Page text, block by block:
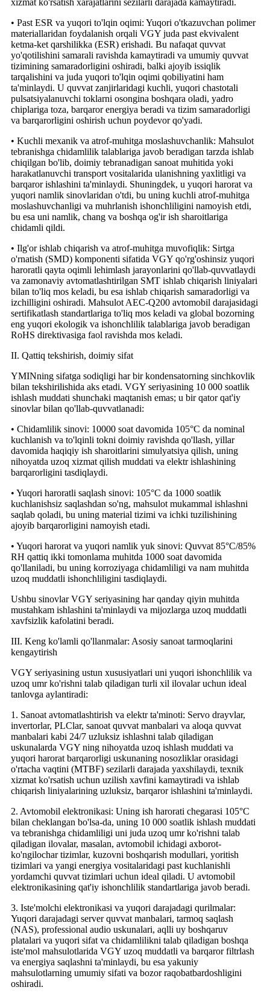
• Past ESR va yuqori to'lqin oqimi: Yuqori o'tkazuvchan polimer
materiallaridan foydalanish orqali VGY juda past ekvivalent
ketma-ket qarshilikka (ESR) erishadi. Bu nafaqat quvvat
yo'qotilishini samarali ravishda kamaytiradi va umumiy quvvat
tizimining samaradorligini oshiradi, balki ajoyib issiqlik
tarqalishini va juda yuqori to'lqin oqimi qobiliyatini ham
ta'minlaydi. U quvvat zanjirlaridagi kuchli, yuqori chastotali
pulsatsiyalanuvchi toklarni osongina boshqara oladi, yadro
chiplariga toza, barqaror energiya beradi va tizim samaradorligi
va barqarorligini oshirish uchun poydevor qo'yadi.
• Kuchli mexanik va atrof-muhitga moslashuvchanlik: Mahsulot
tebranishga chidamlilik talablariga javob beradigan tarzda ishlab
chiqilgan bo'lib, doimiy tebranadigan sanoat muhitida yoki
harakatlanuvchi transport vositalarida ulanishning yaxlitligi va
barqaror ishlashini ta'minlaydi. Shuningdek, u yuqori harorat va
yuqori namlik sinovlaridan o'tdi, bu uning kuchli atrof-muhitga
moslashuvchanligi va muhrlanish ishonchliligini namoyish etdi,
bu esa uni namlik, chang va boshqa og'ir ish sharoitlariga
chidamli qildi.
• Ilg'or ishlab chiqarish va atrof-muhitga muvofiqlik: Sirtga
o'rnatish (SMD) komponenti sifatida VGY qo'rg'oshinsiz yuqori
haroratli qayta oqimli lehimlash jarayonlarini qo'llab-quvvatlaydi
va zamonaviy avtomatlashtirilgan SMT ishlab chiqarish liniyalari
bilan to'liq mos keladi, bu esa ishlab chiqarish samaradorligi va
izchilligini oshiradi. Mahsulot AEC-Q200 avtomobil darajasidagi
sertifikatlash standartlariga to'liq mos keladi va global bozorning
eng yuqori ekologik va ishonchlilik talablariga javob beradigan
RoHS direktivasiga faol ravishda mos keladi.
II. Qattiq tekshirish, doimiy sifat
YMINning sifatga sodiqligi har bir kondensatorning sinchkovlik
bilan tekshirilishida aks etadi. VGY seriyasining 10 000 soatlik
ishlash muddati shunchaki maqtanish emas; u bir qator qat'iy
sinovlar bilan qo'llab-quvvatlanadi:
• Chidamlilik sinovi: 10000 soat davomida 105°C da nominal
kuchlanish va to'lqinli tokni doimiy ravishda qo'llash, yillar
davomida haqiqiy ish sharoitlarini simulyatsiya qilish, uning
nihoyatda uzoq xizmat qilish muddati va elektr ishlashining
barqarorligini tasdiqlaydi.
• Yuqori haroratli saqlash sinovi: 105°C da 1000 soatlik
kuchlanishsiz saqlashdan so'ng, mahsulot mukammal ishlashni
saqlab qoladi, bu uning material tizimi va ichki tuzilishining
ajoyib barqarorligini namoyish etadi.
• Yuqori harorat va yuqori namlik yuk sinovi: Quvvat 85°C/85%
RH qattiq ikki tomonlama muhitda 1000 soat davomida
qo'llaniladi, bu uning korroziyaga chidamliligi va nam muhitda
uzoq muddatli ishonchliligini tasdiqlaydi.
Ushbu sinovlar VGY seriyasining har qanday qiyin muhitda
mustahkam ishlashini ta'minlaydi va mijozlarga uzoq muddatli
xavfsizlik kafolatini beradi.
III. Keng ko'lamli qo'llanmalar: Asosiy sanoat tarmoqlarini
kengaytirish
VGY seriyasining ustun xususiyatlari uni yuqori ishonchlilik va
uzoq umr ko'rishni talab qiladigan turli xil ilovalar uchun ideal
tanlovga aylantiradi:
1. Sanoat avtomatlashtirish va elektr ta'minoti: Servo drayvlar,
invertorlar, PLClar, sanoat quvvat manbalari va aloqa quvvat
manbalari kabi 24/7 uzluksiz ishlashni talab qiladigan
uskunalarda VGY ning nihoyatda uzoq ishlash muddati va
yuqori harorat barqarorligi uskunaning nosozliklar orasidagi
o'rtacha vaqtini (MTBF) sezilarli darajada yaxshilaydi, texnik
xizmat ko'rsatish uchun uzilish xavfini kamaytiradi va ishlab
chiqarish liniyalarining uzluksiz, barqaror ishlashini ta'minlaydi.
2. Avtomobil elektronikasi: Uning ish harorati chegarasi 105°C
bilan cheklangan bo'lsa-da, uning 10 000 soatlik ishlash muddati
va tebranishga chidamliligi uni juda uzoq umr ko'rishni talab
qiladigan ilovalar, masalan, avtomobil ichidagi axborot-
ko'ngilochar tizimlar, kuzovni boshqarish modullari, yoritish
tizimlari va yangi energiya vositalaridagi past kuchlanishli
yordamchi quvvat tizimlari uchun ideal qiladi. U avtomobil
elektronikasining qat'iy ishonchlilik standartlariga javob beradi.
3. Iste'molchi elektronikasi va yuqori darajadagi qurilmalar:
Yuqori darajadagi server quvvat manbalari, tarmoq saqlash
(NAS), professional audio uskunalari, aqlli uy boshqaruv
platalari va yuqori sifat va chidamlilikni talab qiladigan boshqa
iste'mol mahsulotlarida VGY uzoq muddatli va barqaror filtrlash
va energiya saqlashni ta'minlaydi, bu esa yakuniy
mahsulotlarning umumiy sifati va bozor raqobatbardoshligini
oshiradi.